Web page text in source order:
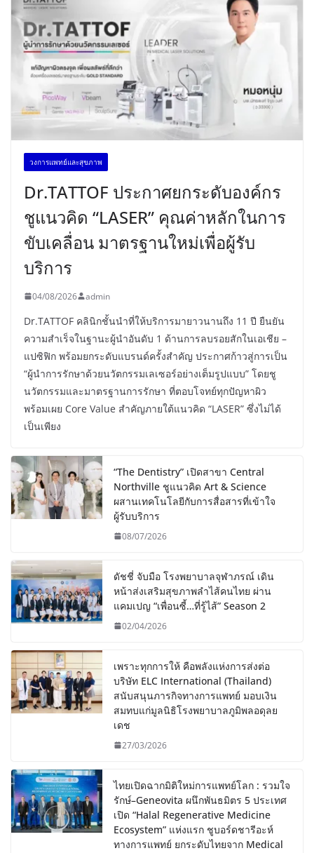
วงการแพทย์และสุขภาพ
Dr.TATTOF ประกาศยกระดับองค์กร
ชูแนวคิด “LASER” คุณค่าหลักในการ
ขับเคลื่อน มาตรฐานใหม่เพื่อผู้รับ
บริการ
04/08/2026 admin
Dr.TATTOF คลินิกชั้นนำที่ให้บริการมายาวนานถึง 11 ปี ยืนยัน
ความสำเร็จในฐานะผู้นำอันดับ 1 ด้านการลบรอยสักในเอเชีย –
แปซิฟิก พร้อมยกระดับแบรนด์ครั้งสำคัญ ประกาศก้าวสู่การเป็น
“ผู้นำการรักษาด้วยนวัตกรรมเลเซอร์อย่างเต็มรูปแบบ” โดยชู
นวัตกรรมและมาตรฐานการรักษา ที่ตอบโจทย์ทุกปัญหาผิว
พร้อมเผย Core Value สำคัญภายใต้แนวคิด “LASER” ซึ่งไม่ได้
เป็นเพียง
“The Dentistry” เปิดสาขา Central
Northville ชูแนวคิด Art & Science
ผสานเทคโนโลยีกับการสื่อสารที่เข้าใจ
ผู้รับบริการ
08/07/2026
ดัชชี่ จับมือ โรงพยาบาลจุฬาภรณ์ เดิน
หน้าส่งเสริมสุขภาพลำไส้คนไทย ผ่าน
แคมเปญ “เพื่อนซี้…ที่รู้ไส้” Season 2
02/04/2026
เพราะทุกการให้ คือพลังแห่งการส่งต่อ
บริษัท ELC International (Thailand)
สนับสนุนภารกิจทางการแพทย์ มอบเงิน
สมทบแก่มูลนิธิโรงพยาบาลภูมิพลอดุลย
เดช
27/03/2026
ไทยเปิดฉากมิติใหม่การแพทย์โลก : รวมใจ
รักษ์–Geneovita ผนึกพันธมิตร 5 ประเทศ
เปิด “Halal Regenerative Medicine
Ecosystem” แห่งแรก ชูบอร์ดชารีอะห์
ทางการแพทย์ ยกระดับไทยจาก Medical